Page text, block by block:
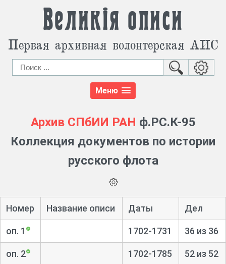
Великія описи
Первая архивная волонтерская АИС
Меню
Архив СПбИИ РАН ф.РС.К-95
Коллекция документов по истории
русского флота
Номер Название описи Даты Дел
оп. 1 1702-1731 36 из 36
оп. 2 1702-1785 52 из 52